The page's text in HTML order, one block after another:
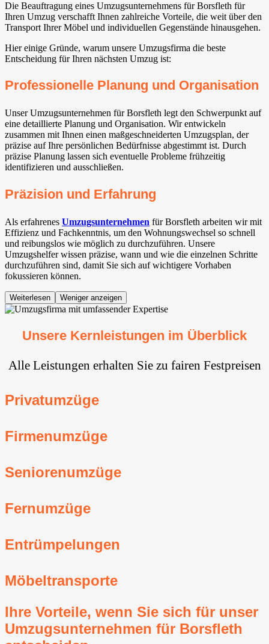
Die Beauftragung eines Umzugsunternehmens für Borsfleth für
Ihren Umzug verschafft Ihnen zahlreiche Vorteile, die weit über den
Transport Ihrer Möbel und individuellen Gegenstände hinausgehen.
Hier einige Gründe, warum unsere Umzugsfirma die beste
Entscheidung für Ihren nächsten Umzug ist:
Professionelle Planung und Organisation
Unser Umzugsunternehmen für Borsfleth legt den Schwerpunkt auf
eine detaillierte Planung und Organisation. Wir entwickeln
zusammen mit Ihnen einen maßgeschneiderten Umzugsplan, der
präzise auf Ihre persönlichen Bedürfnisse abgestimmt ist. Durch
präzise Planung lassen sich eventuelle Probleme frühzeitig
identifizieren und ausschließen.
Präzision und Erfahrung
Als erfahrenes Umzugsunternehmen für Borsfleth arbeiten wir mit
Effizienz und Fachkenntnis, um den Wohnungswechsel so schnell
und reibungslos wie möglich zu durchzuführen. Unsere
Umzugshelfer wissen präzise, wann und wie die einzelnen Schritte
durchzuführen sind, damit Sie sich auf wichtigere Vorhaben
fokussieren können.
Weiterlesen Weniger anzeigen
Unsere Kernleistungen im Überblick
Alle Leistungen erhalten Sie zu fairen Festpreisen
Privatumzüge
Firmenumzüge
Seniorenumzüge
Fernumzüge
Entrümpelungen
Möbeltransporte
Ihre Vorteile, wenn Sie sich für unser
Umzugsunternehmen für Borsfleth